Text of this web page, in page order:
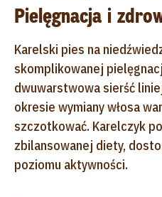
Pielęgnacja i
Karelski pies na
skomplikowanej
dwuwarstwowa sierść
okresie wymiany włosa
szczotkować. Karelczyk
zbilansowanej diety,
poziomu aktywności.